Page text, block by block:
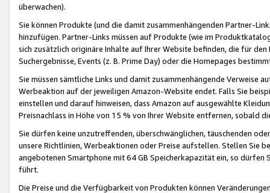
überwachen).
Sie können Produkte (und die damit zusammenhängenden Partner-
hinzufügen. Partner-Links müssen auf Produkte (wie im
sich zusätzlich originäre Inhalte auf Ihrer Website befinden, die für
Suchergebnisse, Events (z. B. Prime Day) oder die Homepages
Sie müssen sämtliche Links und damit zusammenhängende
Werbeaktion auf der jeweiligen Amazon-Website endet. Falls Sie
einstellen und darauf hinweisen, dass Amazon auf ausgewählte
Preisnachlass in Höhe von 15 % von Ihrer Website entfernen, sobald
Sie dürfen keine unzutreffenden, überschwänglichen, täuschenden
unsere Richtlinien, Werbeaktionen oder Preise aufstellen. Stellen Sie
angebotenen Smartphone mit 64 GB Speicherkapazität ein, so dürfen
führt.
Die Preise und die Verfügbarkeit von Produkten können